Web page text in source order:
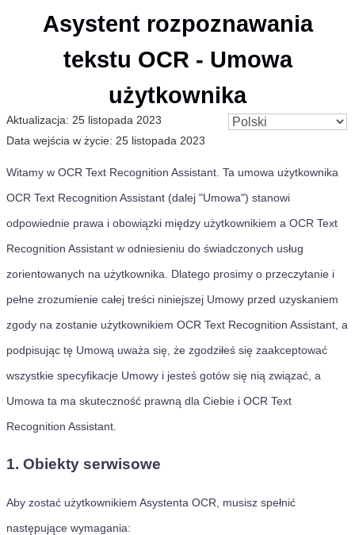
Asystent rozpoznawania
tekstu OCR - Umowa
użytkownika
Aktualizacja: 25 listopada 2023
Data wejścia w życie: 25 listopada 2023
Witamy w OCR Text Recognition Assistant. Ta umowa użytkownika
OCR Text Recognition Assistant (dalej "Umowa") stanowi
odpowiednie prawa i obowiązki między użytkownikiem a OCR Text
Recognition Assistant w odniesieniu do świadczonych usług
zorientowanych na użytkownika. Dlatego prosimy o przeczytanie i
pełne zrozumienie całej treści niniejszej Umowy przed uzyskaniem
zgody na zostanie użytkownikiem OCR Text Recognition Assistant, a
podpisując tę Umową uważa się, że zgodziłeś się zaakceptować
wszystkie specyfikacje Umowy i jesteś gotów się nią związać, a
Umowa ta ma skuteczność prawną dla Ciebie i OCR Text
Recognition Assistant.
1. Obiekty serwisowe
Aby zostać użytkownikiem Asystenta OCR, musisz spełnić
następujące wymagania: